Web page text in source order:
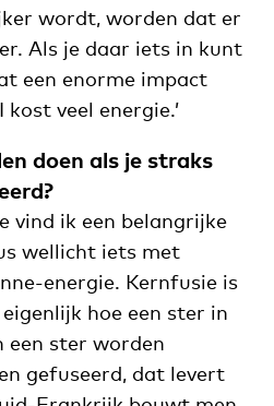
wordt, worden dat er
Als je daar iets in kunt
een enorme impact
veel energie.’
doen als je straks
vind ik een belangrijke
wellicht iets met
energie. Kernfusie is
hoe een ster in
een ster worden
gefuseerd, dat levert